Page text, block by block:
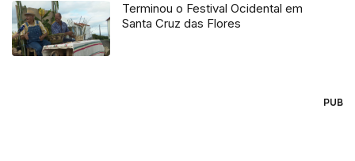
Terminou o Festival Ocidental em
Santa Cruz das Flores
PUB